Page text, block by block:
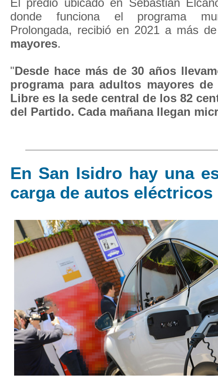
El predio ubicado en Sebastián
donde funciona el programa
Prolongada, recibió en 2021 a más
mayores.
"Desde hace más de 30 años
programa para adultos mayores
Libre es la sede central de los 82
del Partido. Cada mañana llegan
En San Isidro hay una
carga de autos eléctricos